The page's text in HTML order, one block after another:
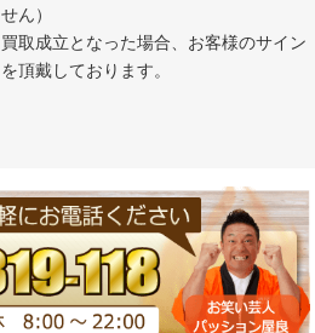
せん）
買取成立となった場合、お客様のサイン
を頂戴しております。